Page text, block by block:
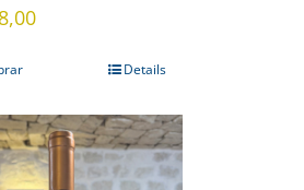
Details